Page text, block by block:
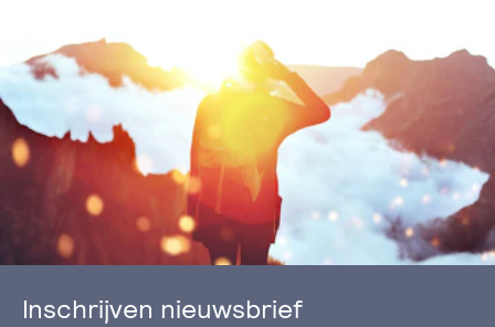
Inschrijven nieuwsbrief